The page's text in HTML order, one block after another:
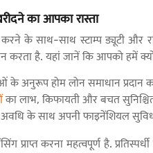
का आपका रास्ता
करने के साथ-साथ स्टाम्प ड्यूटी
करता है. यहां जानें कि आपको हमें
के अनुरूप होम लोन समाधान प्रदान
का लाभ, किफायती और बचत
के साथ अपनी फाइनेंशियल
प्राप्त करना महत्वपूर्ण है.